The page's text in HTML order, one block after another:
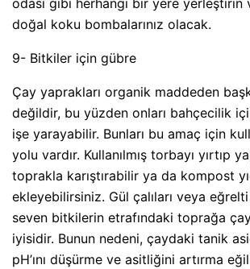
doğal koku bombalarınız olacak.
9- Bitkiler için gübre
Çay yaprakları organik maddeden
değildir, bu yüzden onları bahçecilik
işe yarayabilir. Bunları bu amaç için
yolu vardır. Kullanılmış torbayı yırtıp
toprakla karıştırabilir ya da kompost
ekleyebilirsiniz. Gül çalıları veya
seven bitkilerin etrafındaki toprağa
iyisidir. Bunun nedeni, çaydaki tanik
pH’ını düşürme ve asitliğini artırma